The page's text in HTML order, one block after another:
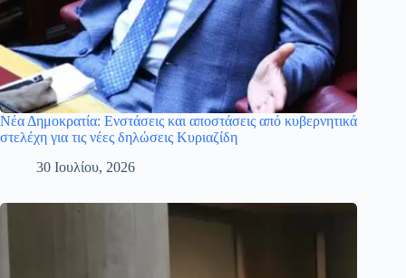
Νέα Δημοκρατία: Ενστάσεις και αποστάσεις από κυβερνητικά
στελέχη για τις νέες δηλώσεις Κυριαζίδη
30 Ιουλίου, 2026